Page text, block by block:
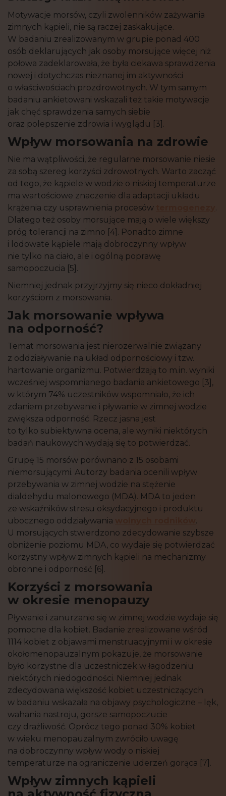
Motywacje morsów, czyli zwolenników zażywania
zimnych kąpieli, nie są raczej zaskakujące.
W badaniu zrealizowanym w grupie ponad 400
osób deklarujących jak osoby morsujące więcej niż
połowa zadeklarowała, że była ciekawa sprawdzenia
nowej i dotychczas nieznanej im aktywności
o właściwościach prozdrowotnych. W tym samym
badaniu ankietowani wskazali też takie motywacje
jak chęć sprawdzenia samych siebie
oraz polepszenie zdrowia i wyglądu [3].
Wpływ morsowania na zdrowie
Nie ma wątpliwości, że regularne morsowanie niesie
za sobą szereg korzyści zdrowotnych. Warto zacząć
od tego, że kąpiele w wodzie o niskiej temperaturze
ma wartościowe znaczenie dla adaptacji układu
krążenia czy usprawnienia procesów
.
Dlatego też osoby morsujące mają o wiele większy
próg tolerancji na zimno [4]. Ponadto zimne
i lodowate kąpiele mają dobroczynny wpływ
nie tylko na ciało, ale i ogólną poprawę
samopoczucia [5].
Niemniej jednak przyjrzyjmy się nieco dokładniej
korzyściom z morsowania.
Jak morsowanie wpływa
na odporność?
Temat morsowania jest nierozerwalnie związany
z oddziaływanie na układ odpornościowy i tzw.
hartowanie organizmu. Potwierdzają to m.in. wyniki
wcześniej wspomnianego badania ankietowego [3],
w którym 74% uczestników wspomniało, że ich
zdaniem przebywanie i pływanie w zimnej wodzie
zwiększa odporność. Rzecz jasna jest
to tylko subiektywna ocena, ale wyniki niektórych
badań naukowych wydają się to potwierdzać.
Grupę 15 morsów porównano z 15 osobami
niemorsującymi. Autorzy badania ocenili wpływ
przebywania w zimnej wodzie na stężenie
dialdehydu malonowego (MDA). MDA to jeden
ze wskaźników stresu oksydacyjnego i produktu
ubocznego oddziaływania
.
U morsujących stwierdzono zdecydowanie szybsze
obniżenie poziomu MDA, co wydaje się potwierdzać
korzystny wpływ zimnych kąpieli na mechanizmy
obronne i odporność [6].
Korzyści z morsowania
w okresie menopauzy
Pływanie i zanurzanie się w zimnej wodzie wydaje się
pomocne dla kobiet. Badanie zrealizowane wśród
1114 kobiet z objawami menstruacyjnymi i w okresie
okołomenopauzalnym pokazuje, że morsowanie
było korzystne dla uczestniczek w łagodzeniu
niektórych niedogodności. Niemniej jednak
zdecydowana większość kobiet uczestniczących
w badaniu wskazała na objawy psychologiczne – lęk,
wahania nastroju, gorsze samopoczucie
czy drażliwość. Oprócz tego ponad 30% kobiet
w wieku menopauzalnym zwróciło uwagę
na dobroczynny wpływ wody o niskiej
temperaturze na ograniczenie uderzeń gorąca [7].
Wpływ zimnych kąpieli